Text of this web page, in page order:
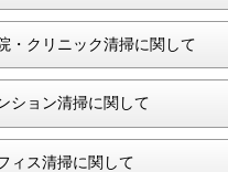
・クリニック清掃に関して
ション清掃に関して
ィス清掃に関して